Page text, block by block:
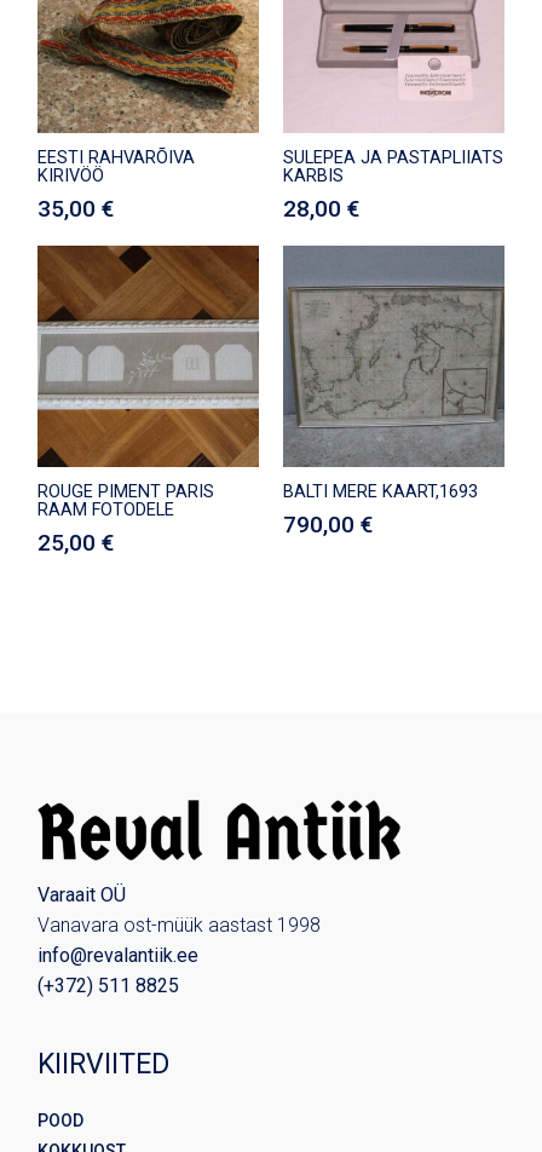
EESTI RAHVARÕIVA
KIRIVÖÖ
35,00€
SULEPEA JA PASTAPLIIATS
KARBIS
28,00 €
ROUGE PIMENT PARIS
RAAM FOTODELE
25,00€
BALTI MERE KAART,1693
790,00 €
Varaait OÜ
Vanavara ost-müük aastast 1998
info@revalantiik.ee
(+372) 511 8825
KIIRVIITED
POOD